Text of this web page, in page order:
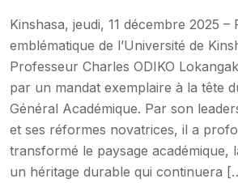
Kinshasa, jeudi, 11 décembre 2025 –
emblématique de l’Université de
Professeur Charles ODIKO
par un mandat exemplaire à la tête
Général Académique. Par son
et ses réformes novatrices, il a
transformé le paysage académique,
un héritage durable qui continuera